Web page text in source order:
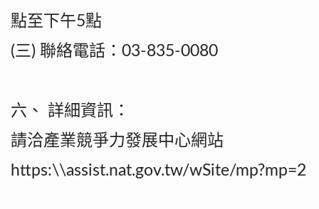
點至下午5點
(三) 聯絡電話：03-835-0080
六、 詳細資訊：
請洽產業競爭力發展中心網站
https:\\assist.nat.gov.tw/wSite/mp?mp=2